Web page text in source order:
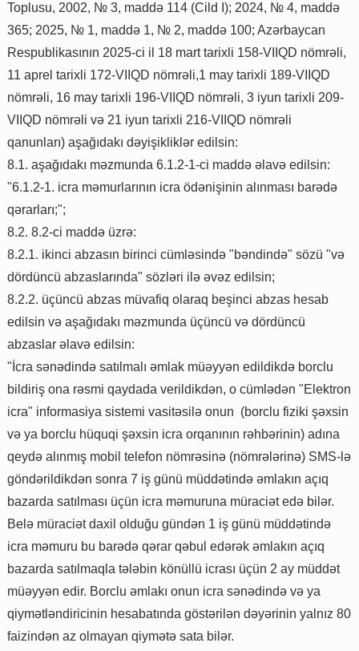
Toplusu, 2002, № 3, maddə 114 (Cild I); 2024, № 4, maddə
365; 2025, № 1, maddə 1, № 2, maddə 100; Azərbaycan
Respublikasının 2025-ci il 18 mart tarixli 158-VIIQD nömrəli,
11 aprel tarixli 172-VIIQD nömrəli,1 may tarixli 189-VIIQD
nömrəli, 16 may tarixli 196-VIIQD nömrəli, 3 iyun tarixli 209-
VIIQD nömrəli və 21 iyun tarixli 216-VIIQD nömrəli
qanunları) aşağıdakı dəyişikliklər edilsin:
8.1. aşağıdakı məzmunda 6.1.2-1-ci maddə əlavə edilsin:
"6.1.2-1. icra məmurlarının icra ödənişinin alınması barədə
qərarları;";
8.2. 8.2-ci maddə üzrə:
8.2.1. ikinci abzasın birinci cümləsində "bəndində" sözü "və
dördüncü abzaslarında" sözləri ilə əvəz edilsin;
8.2.2. üçüncü abzas müvafiq olaraq beşinci abzas hesab
edilsin və aşağıdakı məzmunda üçüncü və dördüncü
abzaslar əlavə edilsin:
"İcra sənədində satılmalı əmlak müəyyən edildikdə borclu
bildiriş ona rəsmi qaydada verildikdən, o cümlədən "Elektron
icra" informasiya sistemi vasitəsilə onun (borclu fiziki şəxsin
və ya borclu hüquqi şəxsin icra orqanının rəhbərinin) adına
qeydə alınmış mobil telefon nömrəsinə (nömrələrinə) SMS-lə
göndərildikdən sonra 7 iş günü müddətində əmlakın açıq
bazarda satılması üçün icra məmuruna müraciət edə bilər.
Belə müraciət daxil olduğu gündən 1 iş günü müddətində
icra məmuru bu barədə qərar qəbul edərək əmlakın açıq
bazarda satılmaqla tələbin könüllü icrası üçün 2 ay müddət
müəyyən edir. Borclu əmlakı onun icra sənədində və ya
qiymətləndiricinin hesabatında göstərilən dəyərinin yalnız 80
faizindən az olmayan qiymətə sata bilər.